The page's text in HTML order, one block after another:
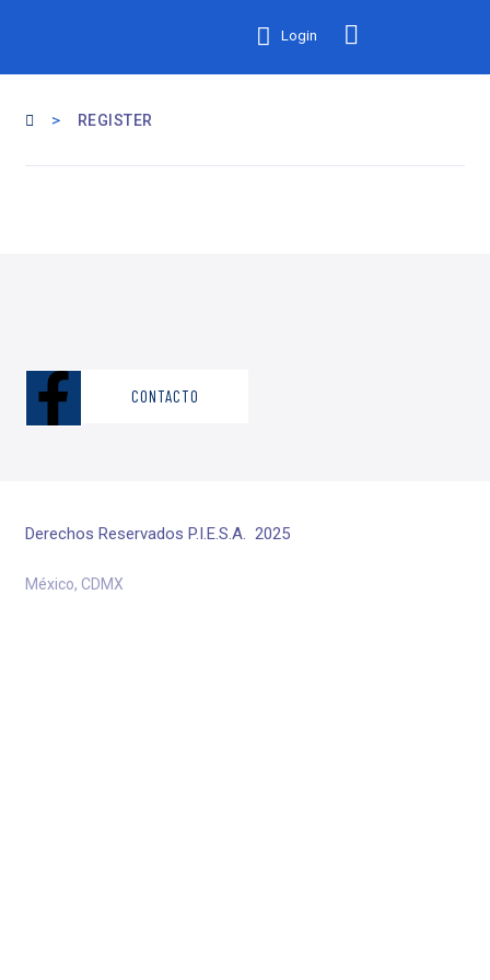
Login
> REGISTER
CONTACTO
Derechos Reservados P.I.E.S.A. 2025
México, CDMX